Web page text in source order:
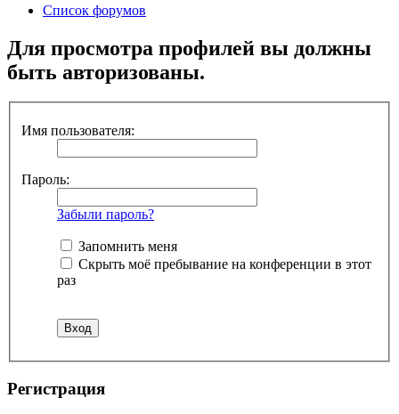
Список форумов
Для просмотра профилей вы должны
быть авторизованы.
Имя пользователя:
Пароль:
Забыли пароль?
Запомнить меня
Скрыть моё пребывание на конференции в этот
раз
Регистрация